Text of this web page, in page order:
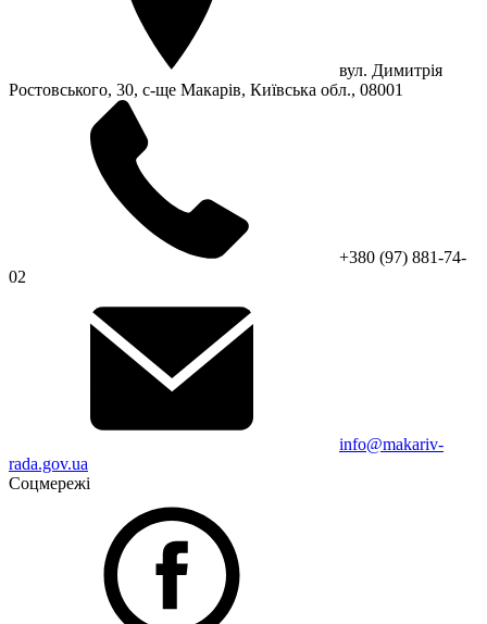
вул. Димитрія
Ростовського, 30, с-ще Макарів, Київська обл., 08001
+380 (97) 881-74-
02
info@makariv-
rada.gov.ua
Соцмережі